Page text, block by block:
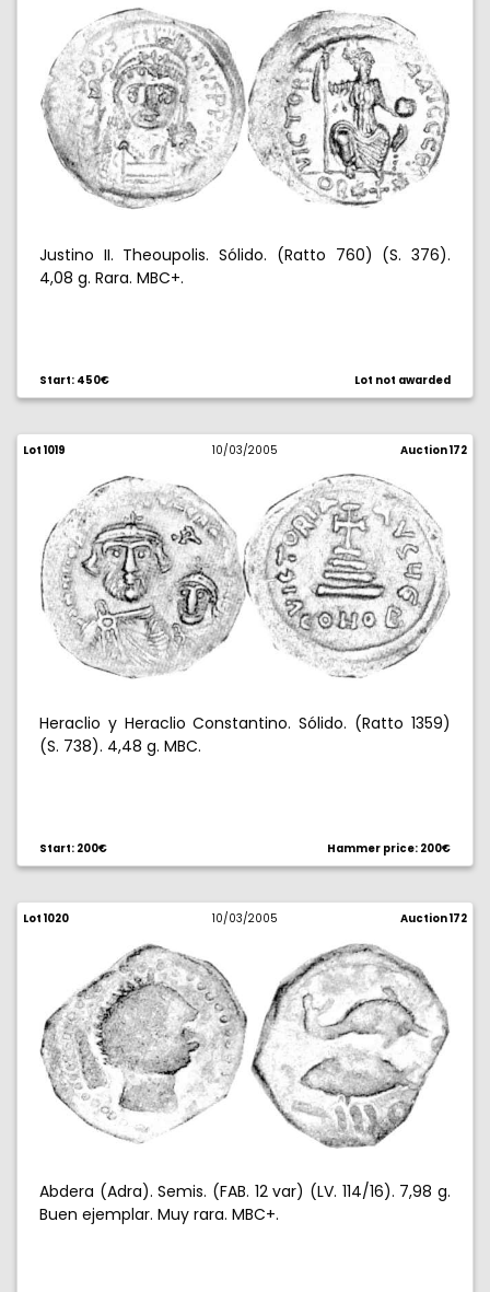
Justino II. Theoupolis. Sólido. (Ratto 760) (S. 376).
4,08 g. Rara. MBC+.
Start: 450€ Lot not awarded
Lot 1019 10/03/2005 Auction 172
Heraclio y Heraclio Constantino. Sólido. (Ratto 1359)
(S. 738). 4,48 g. MBC.
Start: 200€ Hammer price: 200€
Lot 1020 10/03/2005 Auction 172
Abdera (Adra). Semis. (FAB. 12 var) (LV. 114/16). 7,98 g.
Buen ejemplar. Muy rara. MBC+.